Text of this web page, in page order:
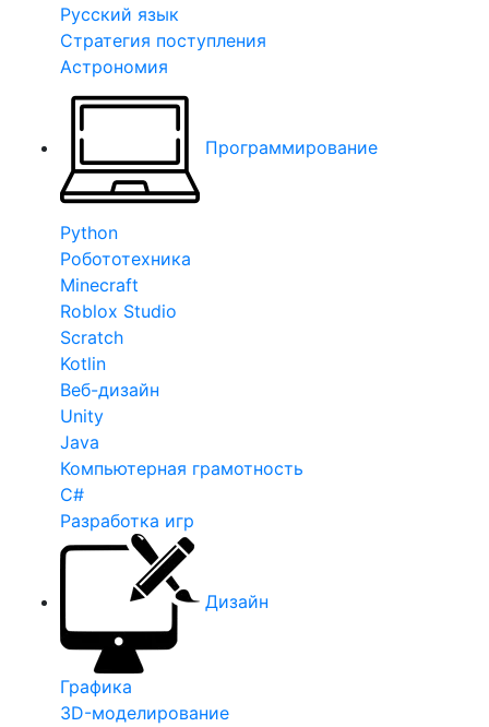
Русский язык
Стратегия поступления
Астрономия
Программирование
Python
Робототехника
Minecraft
Roblox Studio
Scratch
Kotlin
Веб-дизайн
Unity
Java
Компьютерная грамотность
C#
Разработка игр
Дизайн
Графика
3D-моделирование